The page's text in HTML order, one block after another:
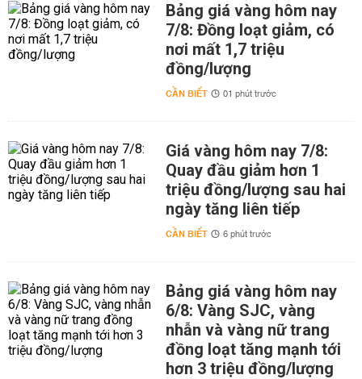
Bảng giá vàng hôm nay
7/8: Đồng loạt giảm, có
nơi mất 1,7 triệu
đồng/lượng
CẦN BIẾT 01 phút trước
Giá vàng hôm nay 7/8:
Quay đầu giảm hơn 1
triệu đồng/lượng sau hai
ngày tăng liên tiếp
CẦN BIẾT 6 phút trước
Bảng giá vàng hôm nay
6/8: Vàng SJC, vàng
nhẫn và vàng nữ trang
đồng loạt tăng mạnh tới
hơn 3 triệu đồng/lượng